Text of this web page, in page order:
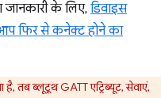
जानकारी के लिए, डिवाइस
फिर से कनेक्ट होने का
तब ब्लूटूथ GATT एट्रिब्यूट, सेवाएं,